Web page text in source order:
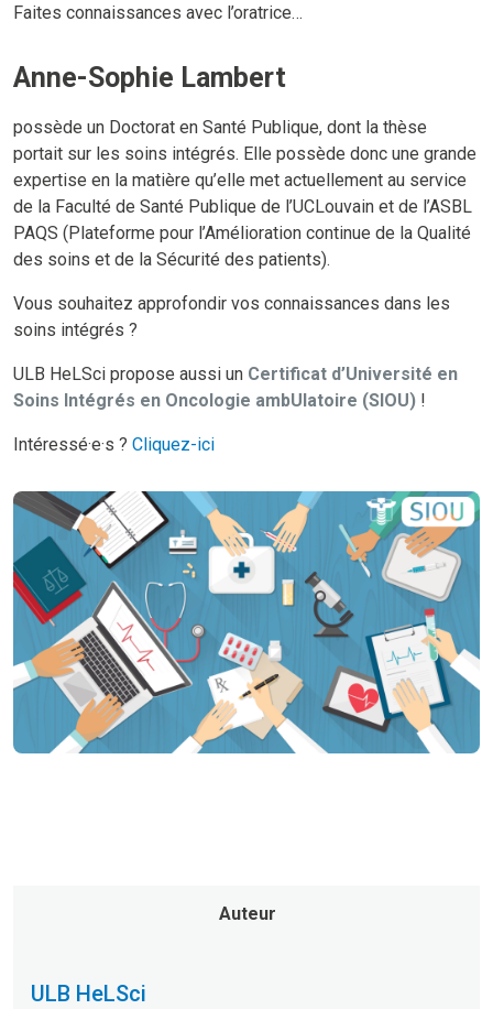
Faites connaissances avec l’oratrice…
Anne-Sophie Lambert
possède un Doctorat en Santé Publique, dont la thèse
portait sur les soins intégrés. Elle possède donc une grande
expertise en la matière qu’elle met actuellement au service
de la Faculté de Santé Publique de l’UCLouvain et de l’ASBL
PAQS (Plateforme pour l’Amélioration continue de la Qualité
des soins et de la Sécurité des patients).
Vous souhaitez approfondir vos connaissances dans les
soins intégrés ?
ULB HeLSci propose aussi un Certificat d’Université en
Soins Intégrés en Oncologie ambUlatoire (SIOU) !
Intéressé·e·s ? Cliquez-ici
Auteur
ULB HeLSci